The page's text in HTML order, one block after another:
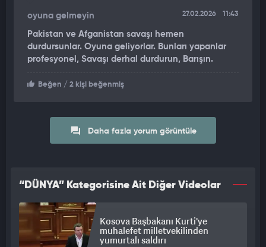
oyuna gelmeyin 27.02.2026 11:43
Pakistan ve Afganistan savaşı hemen
durdursunlar. Oyuna geliyorlar. Bunları yapanlar
profesyonel, Savaşı derhal durdurun, Barışın.
Beğen / 2 kişi beğenmiş
Daha fazla yorum görüntüle
“DÜNYA” Kategorisine Ait Diğer Videolar
Kosova Başbakanı Kurti'ye
muhalefet milletvekilinden
yumurtalı saldırı